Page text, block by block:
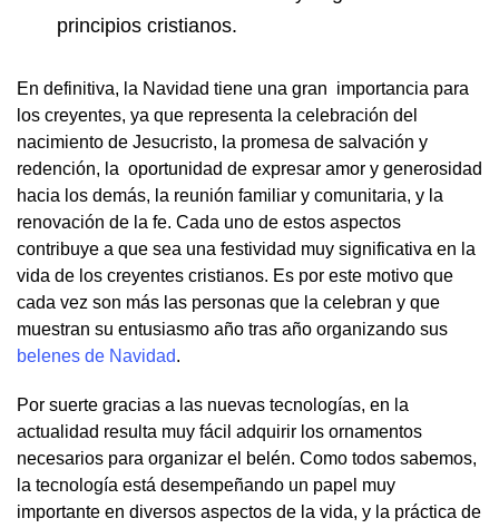
principios cristianos.
En definitiva, la Navidad tiene una gran importancia para
los creyentes, ya que representa la celebración del
nacimiento de Jesucristo, la promesa de salvación y
redención, la oportunidad de expresar amor y generosidad
hacia los demás, la reunión familiar y comunitaria, y la
renovación de la fe. Cada uno de estos aspectos
contribuye a que sea una festividad muy significativa en la
vida de los creyentes cristianos. Es por este motivo que
cada vez son más las personas que la celebran y que
muestran su entusiasmo año tras año organizando sus
belenes de Navidad.
Por suerte gracias a las nuevas tecnologías, en la
actualidad resulta muy fácil adquirir los ornamentos
necesarios para organizar el belén. Como todos sabemos,
la tecnología está desempeñando un papel muy
importante en diversos aspectos de la vida, y la práctica de